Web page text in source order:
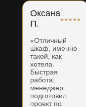
Оксана
П.
«Отличный
шкаф, именно
такой, как
хотела.
Быстрая
работа,
менеджер
подготовил
проект по